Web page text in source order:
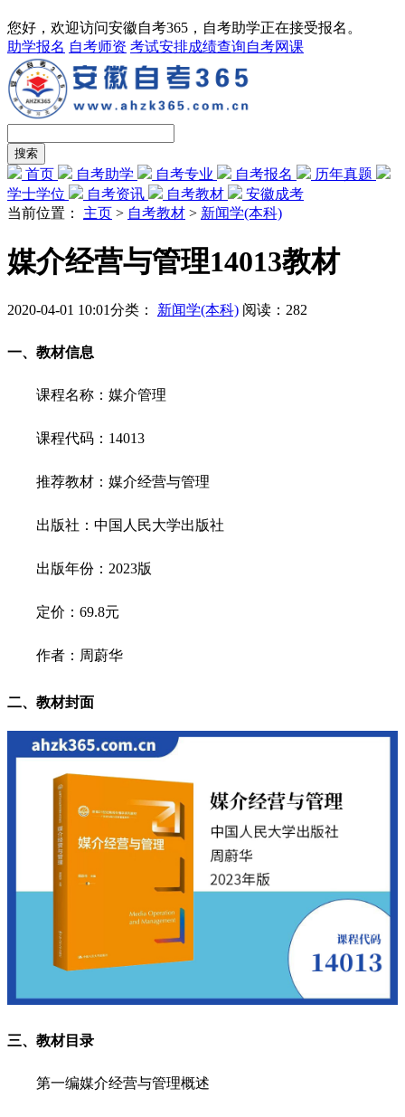
您好，欢迎访问安徽自考365，自考助学正在接受报名。
助学报名 自考师资 考试安排成绩查询自考网课
首页 自考助学 自考专业 自考报名
历年真题
学士学位
自考资讯 自考教材
安徽成考
当前位置： 主页 > 自考教材 > 新闻学(本科)
媒介经营与管理14013教材
2020-04-01 10:01分类： 新闻学(本科) 阅读： 282
一、教材信息
课程名称：媒介管理
课程代码：14013
推荐教材：媒介经营与管理
出版社：中国人民大学出版社
出版年份：2023版
定价：69.8元
作者：周蔚华
二、教材封面
三、教材目录
第一编媒介经营与管理概述